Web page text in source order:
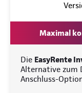
Maximal
Die EasyRente
Alternative zum
Anschluss-